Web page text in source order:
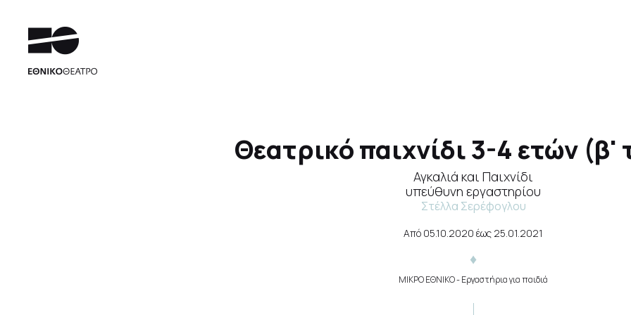
Θεατρικό παιχνίδι 3-4 ετών (β'
Αγκαλιά και Παιχνίδι
υπεύθυνη εργαστηρίου
Στέλλα Σερέφογλου
Από 05.10.2020 έως 25.01.2021
ΜΙΚΡΟ ΕΘΝΙΚΟ- Εργαστήρια για παιδιά